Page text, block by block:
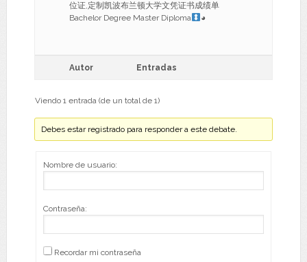
位证,定制凯波布兰顿大学文凭证书成绩单
Bachelor Degree Master Diploma
◕
Autor Entradas
Viendo 1 entrada (de un total de 1)
Debes estar registrado para responder a este debate.
Nombre de usuario:
Contraseña:
Recordar mi contraseña